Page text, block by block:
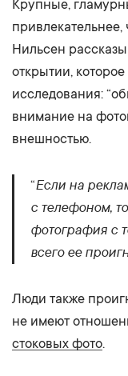
Крупные,
привлекательнее,
Нильсен
открытии,
исследования:
внимание на
внешностью.
“Если на
с телефоном,
фотография с
всего ее
Люди также
не имеют
стоковых фото.